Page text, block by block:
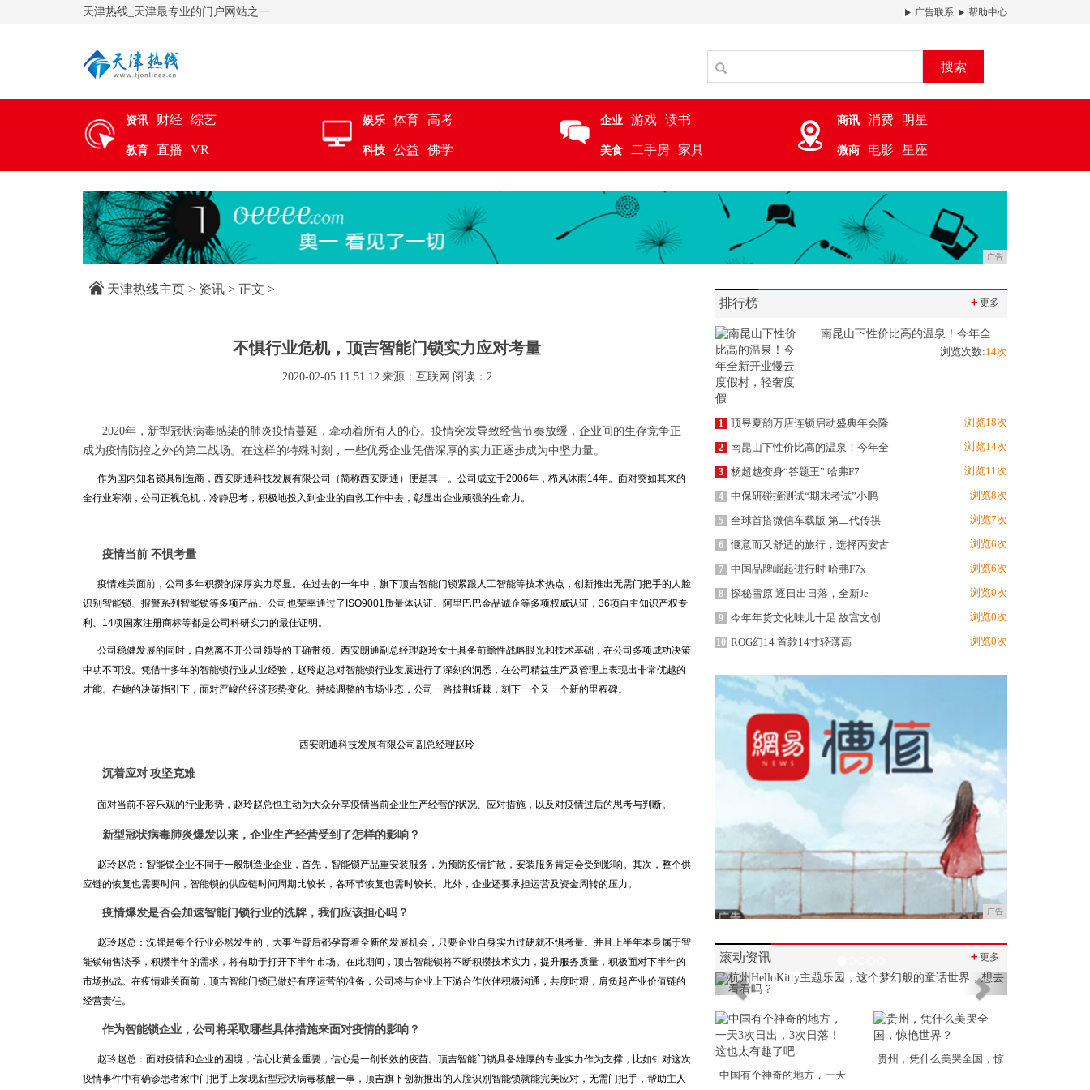
天津热线_天津最专业的门户网站之一 广告联系 帮助中心
搜索
资讯 财经 综艺
教育 直播 VR
娱乐 体育 高考
科技 公益 佛学
企业 游戏 读书
美食 二手房 家具
商讯 消费 明星
微商 电影 星座
广告
天津热线主页 > 资讯 > 正文 >
不惧行业危机，顶吉智能门锁实力应对考量
2020-02-05 11:51:12 来源：互联网 阅读：2
2020年，新型冠状病毒感染的肺炎疫情蔓延，牵动着所有人的心。疫情突发导致经营节奏放缓，企业间的生存竞争正
成为疫情防控之外的第二战场。在这样的特殊时刻，一些优秀企业凭借深厚的实力正逐步成为中坚力量。
作为国内知名锁具制造商，西安朗通科技发展有限公司（简称西安朗通）便是其一。公司成立于2006年，栉风沐雨14年。面对突如其来的
全行业寒潮，公司正视危机，冷静思考，积极地投入到企业的自救工作中去，彰显出企业顽强的生命力。
疫情当前 不惧考量
疫情难关面前，公司多年积攒的深厚实力尽显。在过去的一年中，旗下顶吉智能门锁紧跟人工智能等技术热点，创新推出无需门把手的人脸
识别智能锁、报警系列智能锁等多项产品。公司也荣幸通过了ISO9001质量体认证、阿里巴巴金品诚企等多项权威认证，36项自主知识产权专
利、14项国家注册商标等都是公司科研实力的最佳证明。
公司稳健发展的同时，自然离不开公司领导的正确带领。西安朗通副总经理赵玲女士具备前瞻性战略眼光和技术基础，在公司多项成功决策
中功不可没。凭借十多年的智能锁行业从业经验，赵玲赵总对智能锁行业发展进行了深刻的洞悉，在公司精益生产及管理上表现出非常优越的
才能。在她的决策指引下，面对严峻的经济形势变化、持续调整的市场业态，公司一路披荆斩棘，刻下一个又一个新的里程碑。
西安朗通科技发展有限公司副总经理赵玲
沉着应对 攻坚克难
面对当前不容乐观的行业形势，赵玲赵总也主动为大众分享疫情当前企业生产经营的状况、应对措施，以及对疫情过后的思考与判断。
新型冠状病毒肺炎爆发以来，企业生产经营受到了怎样的影响？
赵玲赵总：智能锁企业不同于一般制造业企业，首先，智能锁产品重安装服务，为预防疫情扩散，安装服务肯定会受到影响。其次，整个供
应链的恢复也需要时间，智能锁的供应链时间周期比较长，各环节恢复也需时较长。此外，企业还要承担运营及资金周转的压力。
疫情爆发是否会加速智能门锁行业的洗牌，我们应该担心吗？
赵玲赵总：洗牌是每个行业必然发生的，大事件背后都孕育着全新的发展机会，只要企业自身实力过硬就不惧考量。并且上半年本身属于智
能锁销售淡季，积攒半年的需求，将有助于打开下半年市场。在此期间，顶吉智能锁将不断积攒技术实力，提升服务质量，积极面对下半年的
市场挑战。在疫情难关面前，顶吉智能门锁已做好有序运营的准备，公司将与企业上下游合作伙伴积极沟通，共度时艰，肩负起产业价值链的
经营责任。
作为智能锁企业，公司将采取哪些具体措施来面对疫情的影响？
赵玲赵总：面对疫情和企业的困境，信心比黄金重要，信心是一剂长效的疫苗。顶吉智能门锁具备雄厚的专业实力作为支撑，比如针对这次
疫情事件中有确诊患者家中门把手上发现新型冠状病毒核酸一事，顶吉旗下创新推出的人脸识别智能锁就能完美应对，无需门把手，帮助主人
排行榜 ＋更多
南昆山下性价比高的温泉！今年全
浏览次数:14次
1 顶昱夏韵万店连锁启动盛典年会隆 浏览18次
2 南昆山下性价比高的温泉！今年全 浏览14次
3 杨超越变身“答题王” 哈弗F7 浏览11次
4 中保研碰撞测试“期末考试”小鹏 浏览8次
5 全球首搭微信车载版 第二代传祺 浏览7次
6 惬意而又舒适的旅行，选择丙安古 浏览6次
7 中国品牌崛起进行时 哈弗F7x 浏览6次
8 探秘雪原 逐日出日落，全新Je 浏览0次
9 今年年货文化味儿十足 故宫文创 浏览0次
10 ROG幻14 首款14寸轻薄高 浏览0次
广告
滚动资讯 ＋更多
Previous Next
中国有个神奇的地方，一天
贵州，凭什么美哭全国，惊